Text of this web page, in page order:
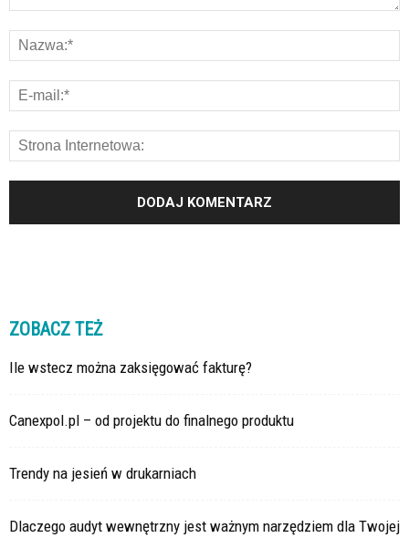
ZOBACZ TEŻ
Ile wstecz można zaksięgować fakturę?
Canexpol.pl – od projektu do finalnego produktu
Trendy na jesień w drukarniach
Dlaczego audyt wewnętrzny jest ważnym narzędziem dla Twojej